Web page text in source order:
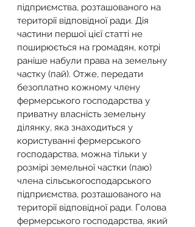
підприємства, розташованого на
території відповідної ради. Дія
частини першої цієї статті не
поширюється на громадян, котрі
раніше набули права на земельну
частку (пай). Отже, передати
безоплатно кожному члену
фермерського господарства у
приватну власність земельну
ділянку, яка знаходиться у
користуванні фермерського
господарства, можна тільки у
розмірі земельної частки (паю)
члена сільськогосподарського
підприємства, розташованого на
території відповідної ради. Голова
фермерського господарства, який